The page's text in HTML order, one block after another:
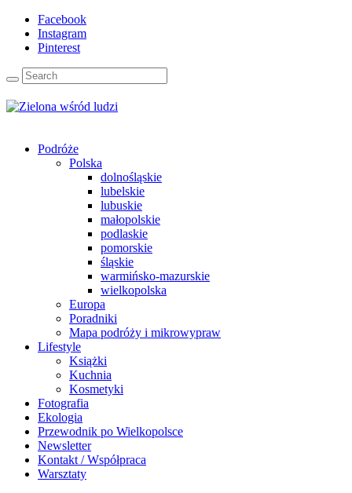
Facebook
Instagram
Pinterest
Podróże
Polska
dolnośląskie
lubelskie
lubuskie
małopolskie
podlaskie
pomorskie
śląskie
warmińsko-mazurskie
wielkopolska
Europa
Poradniki
Mapa podróży i mikrowypraw
Lifestyle
Książki
Kuchnia
Kosmetyki
Fotografia
Ekologia
Przewodnik po Wielkopolsce
Newsletter
Kontakt / Współpraca
Warsztaty